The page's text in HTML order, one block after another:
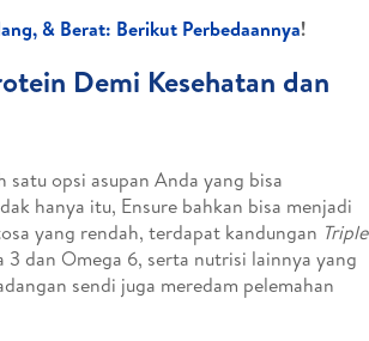
& Berat: Berikut Perbedaannya!
Demi Kesehatan dan
satu opsi asupan Anda yang bisa
hanya itu, Ensure bahkan bisa menjadi
yang rendah, terdapat kandungan Triple
dan Omega 6, serta nutrisi lainnya yang
sendi juga meredam pelemahan